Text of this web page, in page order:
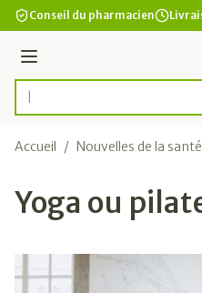
Aller au contenu
Conseil du pharmacien
Menu
Rechercher
Accueil / Nouvelles de la santé
Yoga ou